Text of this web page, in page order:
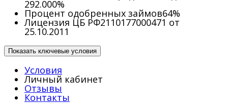
292.000%
Процент одобренных займов64%
Лицензия ЦБ РФ2110177000471 от
25.10.2011
Показать ключевые условия
Условия
Личный кабинет
Отзывы
Контакты